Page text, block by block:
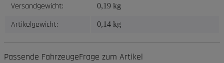
Versandgewicht: 0,19 kg
Artikelgewicht: 0,14 kg
Passende FahrzeugeFrage zum Artikel